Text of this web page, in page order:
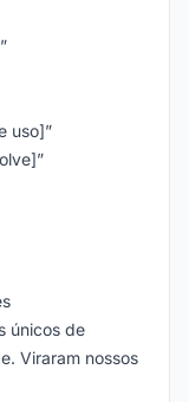
uso]”
únicos de
Viraram nossos